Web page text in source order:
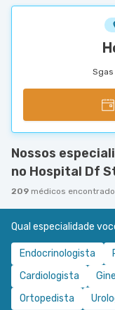
Sgas
Nossos
no Hospital Df
209 médicos
Qual especialidade
Endocrinologista
Cardiologista
Ortopedista